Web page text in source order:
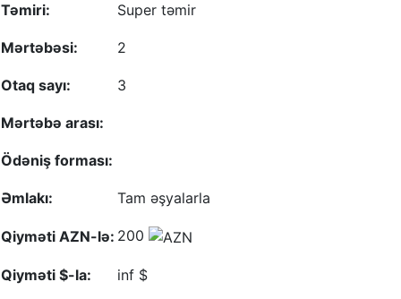
Təmiri: Super təmir
Mərtəbəsi: 2
Otaq sayı: 3
Mərtəbə arası:
Ödəniş forması:
Əmlakı: Tam əşyalarla
Qiyməti AZN-lə: 200
Qiyməti $-la: inf $